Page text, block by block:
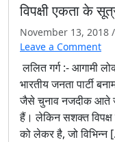
विपक्षी एकता के
November 13, 2018 /
Leave a Comment
ललित गर्ग :- आगामी
भारतीय जनता पार्टी
जैसे चुनाव नजदीक आते
हैं। लेकिन सशक्त
को लेकर है, जो विभिन्न